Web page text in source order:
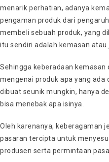
menarik perhatian, adanya
pengaman produk dari
membeli sebuah produk, yang
itu sendiri adalah kemasan atau
Sehingga keberadaan
mengenai produk apa yang ada
dibuat seunik mungkin, hanya
bisa menebak apa isinya.
Oleh karenanya, keberagaman
pasaran tercipta untuk
produsen serta permintaan